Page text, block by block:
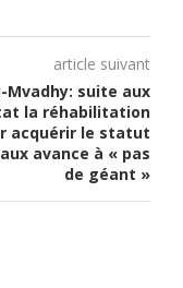
article suivant
Mvadhy: suite aux
la réhabilitation
acquérir le statut
avance à « pas
de géant »